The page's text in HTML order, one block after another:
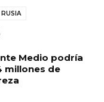
RUSIA
Medio podría
millones de